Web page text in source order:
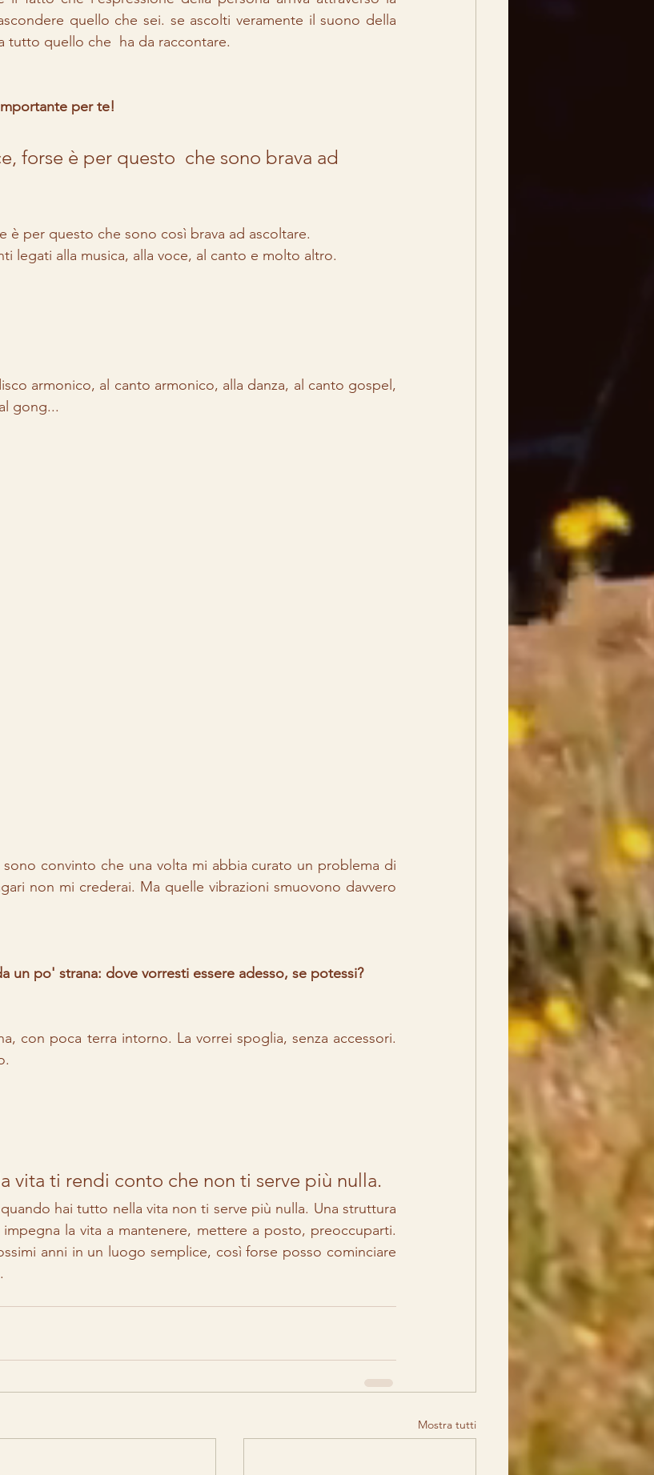
quello che sei. se ascolti veramente il suono della
tutto quello che  ha da raccontare.
per te!
forse è per questo  che sono brava ad
è per questo che sono così brava ad ascoltare.
legati alla musica, alla voce, al canto e molto altro.
armonico, al canto armonico, alla danza, al canto gospel,
gong...
convinto che una volta mi abbia curato un problema di
non mi crederai. Ma quelle vibrazioni smuovono davvero
un po' strana: dove vorresti essere adesso, se potessi?
con poca terra intorno. La vorrei spoglia, senza accessori.
vita ti rendi conto che non ti serve più nulla.
hai tutto nella vita non ti serve più nulla. Una struttura
la vita a mantenere, mettere a posto, preoccuparti.
anni in un luogo semplice, così forse posso cominciare
Mostra tutti